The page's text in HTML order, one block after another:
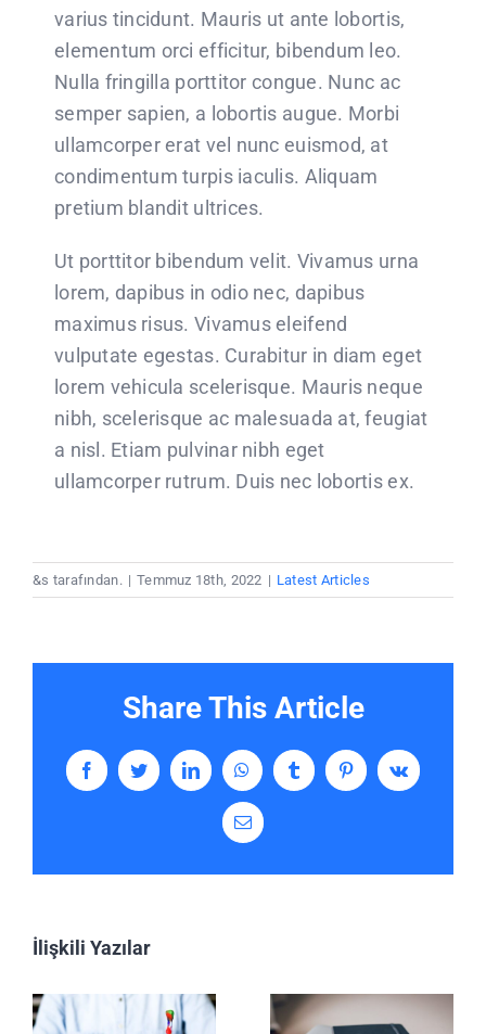
varius tincidunt. Mauris ut ante lobortis,
elementum orci efficitur, bibendum leo.
Nulla fringilla porttitor congue. Nunc ac
semper sapien, a lobortis augue. Morbi
ullamcorper erat vel nunc euismod, at
condimentum turpis iaculis. Aliquam
pretium blandit ultrices.
Ut porttitor bibendum velit. Vivamus urna
lorem, dapibus in odio nec, dapibus
maximus risus. Vivamus eleifend
vulputate egestas. Curabitur in diam eget
lorem vehicula scelerisque. Mauris neque
nibh, scelerisque ac malesuada at, feugiat
a nisl. Etiam pulvinar nibh eget
ullamcorper rutrum. Duis nec lobortis ex.
&s tarafından. | Temmuz 18th, 2022 | Latest Articles
Share This Article
FacebookTwitterLinkedInWhatsAppTumblrPinterestVk
E-
posta
İlişkili Yazılar